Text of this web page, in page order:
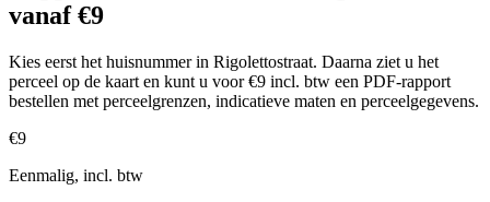
vanaf €9
Kies eerst het huisnummer in Rigolettostraat. Daarna ziet u het
perceel op de kaart en kunt u voor €9 incl. btw een PDF-rapport
bestellen met perceelgrenzen, indicatieve maten en perceelgegevens.
€9
Eenmalig, incl. btw